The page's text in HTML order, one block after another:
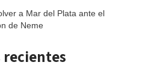
a Mar del Plata ante el
de Neme